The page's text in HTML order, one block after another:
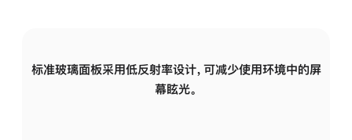
标准玻璃面板采用低反射率设计，可减少使用环境中的屏
幕眩光。